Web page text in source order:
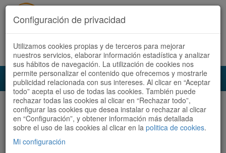
Acceder Registrate ahora Español | Català
Audioruta Todas las rutas
Todas las rutas
Ordenar por: Más recientes /
Configuración de privacidad
Utilizamos cookies propias y de terceros para mejorar
nuestros servicios, elaborar información estadística y analizar
sus hábitos de navegación. La utilización de cookies nos
permite personalizar el contenido que ofrecemos y mostrarle
publicidad relacionada con sus intereses. Al clicar en “Aceptar
todo” acepta el uso de todas las cookies. También puede
rechazar todas las cookies al clicar en “Rechazar todo”,
configurar las cookies que desea instalar o rechazar al clicar
en “Configuración”, y obtener información más detallada
sobre el uso de las cookies al clicar en la politica de cookies.
Mi configuración